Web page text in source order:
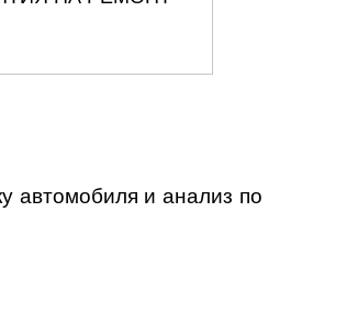
автомобиля и анализ по